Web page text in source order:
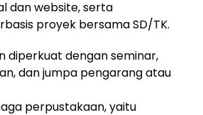
dan website, serta
proyek bersama SD/TK.
diperkuat dengan seminar,
dan jumpa pengarang atau
perpustakaan, yaitu